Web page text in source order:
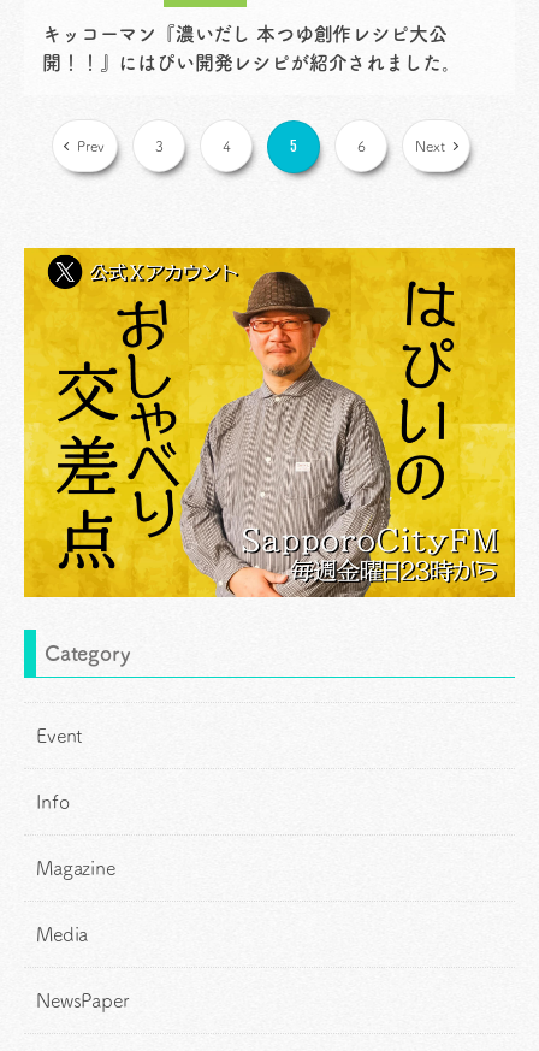
キッコーマン『濃いだし 本つゆ創作レシピ大公
開！！』にはぴい開発レシピが紹介されました。
Prev 3 4 5 6 Next
Category
Event
Info
Magazine
Media
NewsPaper